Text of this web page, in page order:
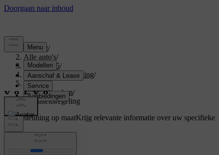
Support/
Alle auto's/
EX40 2025/
Gebruikershandleiding/
Driving/
Rijkenmerken/
Stabiliteitsregeling
Ondersteuning op maatKrijg relevante informatie over uw specifieke
auto.